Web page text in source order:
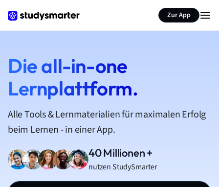
Zur App
Die all-in-one
Lernplattform.
Alle Tools & Lernmaterialien für maximalen Erfolg
beim Lernen - in einer App.
40 Millionen +
nutzen StudySmarter